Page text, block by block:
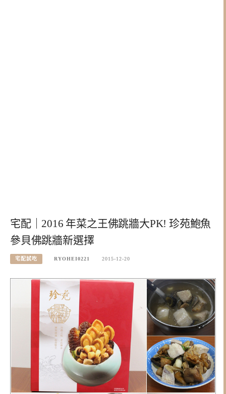
宅配｜2016 年菜之王佛跳牆大PK! 珍苑鮑魚
參貝佛跳牆新選擇
宅配試吃 RYOHEI0221 2015-12-20